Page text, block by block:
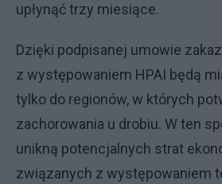
upłynąć trzy miesiące.
Dzięki podpisanej umowie
z występowaniem HPAI będą
tylko do regionów, w których
zachorowania u drobiu. W ten
unikną potencjalnych strat
związanych z występowaniem